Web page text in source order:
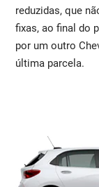
reduzidas, que
fixas, ao final do
por um outro
última parcela.